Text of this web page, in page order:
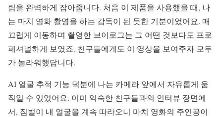
림을 완벽하게 잡아줍니다. 처음 이 제품을 사용했을 때, 나
는 마치 영화 촬영을 하는 감독이 된 듯한 기분이었어요. 매
끄럽게 이동하며 촬영한 브이로그는 그 어떤 것보다도 프로
페셔널하게 보였죠. 친구들에게도 이 영상을 보여주자 모두
가 놀라워했답니다.
AI 얼굴 추적 기능 덕분에 나는 카메라 앞에서 자유롭게 움
직일 수 있었어요. 이미 익숙한 친구들과의 인터뷰 장면에
서, 짐벌이 내 얼굴을 계속 따라오니 마치 영화의 주인공이